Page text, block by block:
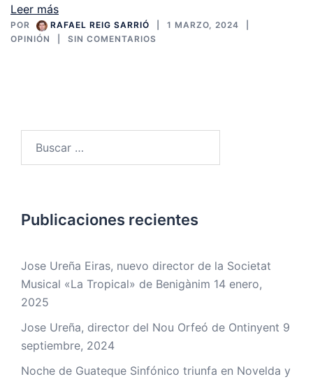
Leer más
POR RAFAEL REIG SARRIÓ
1 MARZO, 2024
OPINIÓN
SIN COMENTARIOS
Publicaciones recientes
Jose Ureña Eiras, nuevo director de la Societat
Musical «La Tropical» de Benigànim 14 enero,
2025
Jose Ureña, director del Nou Orfeó de Ontinyent 9
septiembre, 2024
Noche de Guateque Sinfónico triunfa en Novelda y